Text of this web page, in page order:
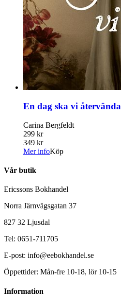
En dag ska vi återvända
Carina Bergfeldt
299 kr
349 kr
Mer infoKöp
Vår butik
Ericssons Bokhandel
Norra Järnvägsgatan 37
827 32 Ljusdal
Tel: 0651-711705
E-post: info@eebokhandel.se
Öppettider: Mån-fre 10-18, lör 10-15
Information